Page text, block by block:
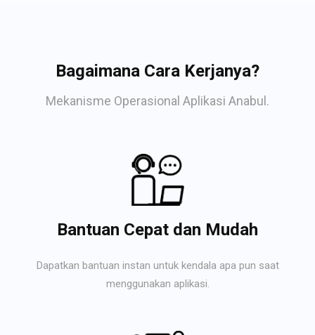
Bagaimana Cara Kerjanya?
Mekanisme Operasional Aplikasi Anabul.
Bantuan Cepat dan Mudah
Dapatkan bantuan instan untuk kendala apa pun saat
menggunakan aplikasi.